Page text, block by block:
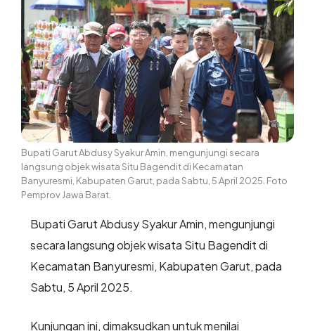
Bupati Garut Abdusy Syakur Amin, mengunjungi secara
langsung objek wisata Situ Bagendit di Kecamatan
Banyuresmi, Kabupaten Garut, pada Sabtu, 5 April 2025. Foto
Pemprov Jawa Barat.
Bupati Garut Abdusy Syakur Amin, mengunjungi
secara langsung objek wisata Situ Bagendit di
Kecamatan Banyuresmi, Kabupaten Garut, pada
Sabtu, 5 April 2025.
Kunjungan ini, dimaksudkan untuk menilai